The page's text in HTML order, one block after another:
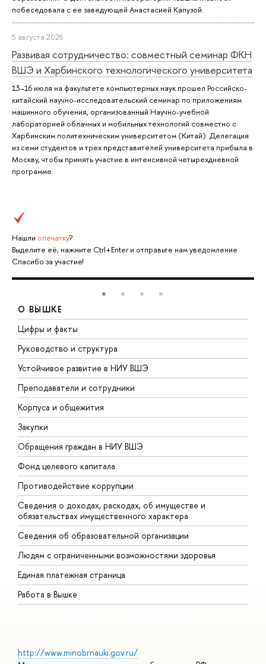
побеседовала с ее заведующей Анастасией Капузой.
5 августа 2026
Развивая сотрудничество: совместный семинар ФКН
ВШЭ и Харбинского технологического университета
13–16 июля на факультете компьютерных наук прошел Российско-
китайский научно-исследовательский семинар по приложениям
машинного обучения, организованный Научно-учебной
лабораторией облачных и мобильных технологий совместно с
Харбинским политехническим университетом (Китай). Делегация
из семи студентов и трех представителей университета прибыла в
Москву, чтобы принять участие в интенсивной четырехдневной
программе.
Нашли опечатку?
Выделите её, нажмите Ctrl+Enter и отправьте нам уведомление.
Спасибо за участие!
О ВЫШКЕ
Цифры и факты
Руководство и структура
Устойчивое развитие в НИУ ВШЭ
Преподаватели и сотрудники
Корпуса и общежития
Закупки
Обращения граждан в НИУ ВШЭ
Фонд целевого капитала
Противодействие коррупции
Сведения о доходах, расходах, об имуществе и
обязательствах имущественного характера
Сведения об образовательной организации
Людям с ограниченными возможностями здоровья
Единая платежная страница
Работа в Вышке
http://www.minobrnauki.gov.ru/